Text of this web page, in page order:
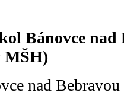
Bánovce nad
MŠH)
nad